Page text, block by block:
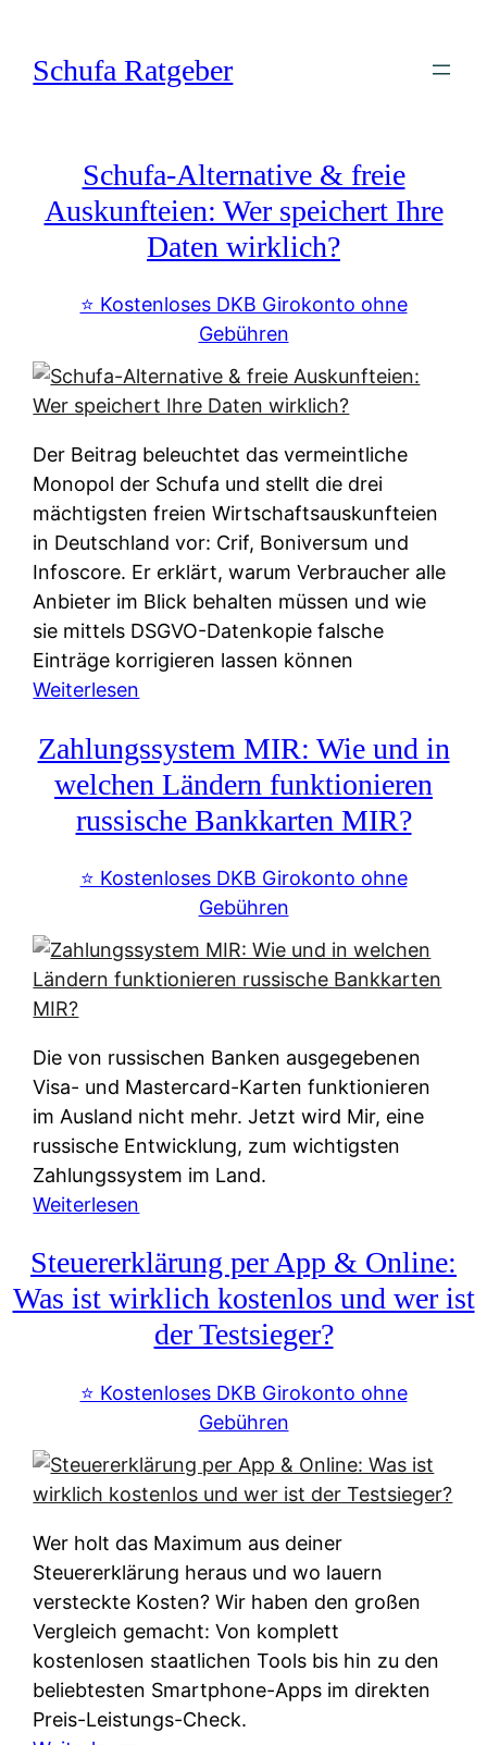
springen
Schufa Ratgeber
Schufa-Alternative & freie
Auskunfteien: Wer speichert Ihre
Daten wirklich?
⭐️ Kostenloses DKB Girokonto ohne
Gebühren
Der Beitrag beleuchtet das vermeintliche
Monopol der Schufa und stellt die drei
mächtigsten freien Wirtschaftsauskunfteien
in Deutschland vor: Crif, Boniversum und
Infoscore. Er erklärt, warum Verbraucher alle
Anbieter im Blick behalten müssen und wie
sie mittels DSGVO-Datenkopie falsche
Einträge korrigieren lassen können
Weiterlesen
c
h
u
f
-
l
t
n
a
t
i
v
e
&
f
r
e
u
s
u
n
f
t
e
i
e
Zahlungssystem MIR: Wie und in
welchen Ländern funktionieren
russische Bankkarten MIR?
⭐️ Kostenloses DKB Girokonto ohne
Gebühren
Die von russischen Banken ausgegebenen
Visa- und Mastercard-Karten funktionieren
im Ausland nicht mehr. Jetzt wird Mir, eine
russische Entwicklung, zum wichtigsten
Zahlungssystem im Land.
Weiterlesen
a
h
g
s
y
t
e
m
M
I
R
:
Steuererklärung per App & Online:
Was ist wirklich kostenlos und wer ist
der Testsieger?
⭐️ Kostenloses DKB Girokonto ohne
Gebühren
Wer holt das Maximum aus deiner
Steuererklärung heraus und wo lauern
versteckte Kosten? Wir haben den großen
Vergleich gemacht: Von komplett
kostenlosen staatlichen Tools bis hin zu den
beliebtesten Smartphone-Apps im direkten
Preis-Leistungs-Check.